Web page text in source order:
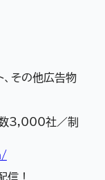
、その他広告物
3,000社／制
信！